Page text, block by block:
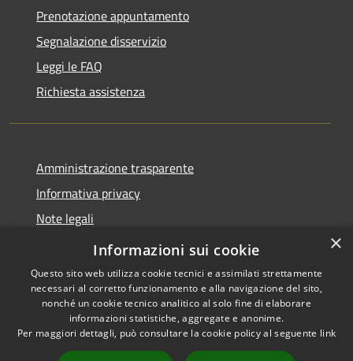
Prenotazione appuntamento
Segnalazione disservizio
Leggi le FAQ
Richiesta assistenza
Amministrazione trasparente
Informativa privacy
Note legali
Dichiarazione di accessibilità
Accessibilità
Copyright © 2026 • Comune di
Bompietro • Powered by
×
Informazioni sui cookie
Questo sito web utilizza cookie tecnici e assimilati strettamente
necessari al corretto funzionamento e alla navigazione del sito,
nonché un cookie tecnico analitico al solo fine di elaborare
informazioni statistiche, aggregate e anonime.
Per maggiori dettagli, può consultare la cookie policy al seguente link